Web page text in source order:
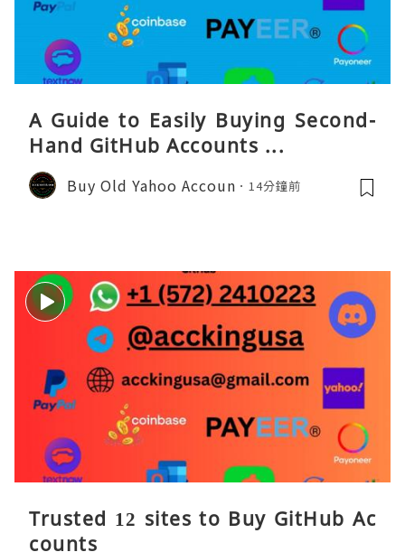
A Guide to Easily Buying Second-
Hand GitHub Accounts ...
Buy Old Yahoo Accoun 14分鐘前
Trusted 12 sites to Buy GitHub Ac
counts